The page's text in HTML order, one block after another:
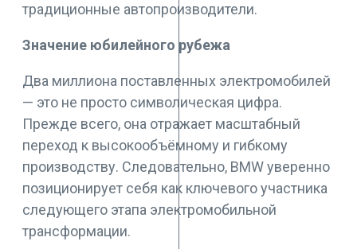
традиционные автопроизводители.
Значение юбилейного рубежа
Два миллиона поставленных электромобилей
— это не просто символическая цифра.
Прежде всего, она отражает масштабный
переход к высокообъёмному и гибкому
производству. Следовательно, BMW уверенно
позиционирует себя как ключевого участника
следующего этапа электромобильной
трансформации.